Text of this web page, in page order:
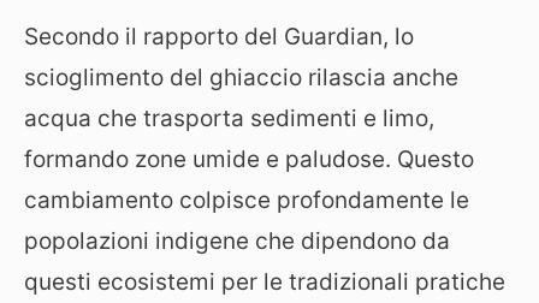
Secondo il rapporto del Guardian, lo
scioglimento del ghiaccio rilascia anche
acqua che trasporta sedimenti e limo,
formando zone umide e paludose. Questo
cambiamento colpisce profondamente le
popolazioni indigene che dipendono da
questi ecosistemi per le tradizionali pratiche